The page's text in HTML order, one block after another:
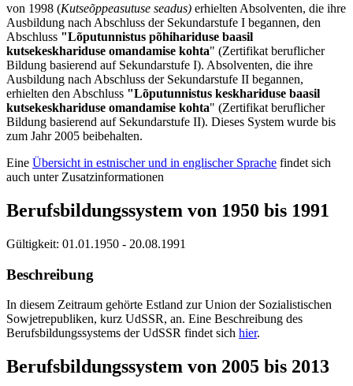
von 1998 (Kutseõppeasutuse seadus) erhielten Absolventen, die ihre
Ausbildung nach Abschluss der Sekundarstufe I begannen, den
Abschluss "Lõputunnistus põhihariduse baasil
kutsekeskhariduse omandamise kohta" (Zertifikat beruflicher
Bildung basierend auf Sekundarstufe I). Absolventen, die ihre
Ausbildung nach Abschluss der Sekundarstufe II begannen,
erhielten den Abschluss "Lõputunnistus keskhariduse baasil
kutsekeskhariduse omandamise kohta" (Zertifikat beruflicher
Bildung basierend auf Sekundarstufe II). Dieses System wurde bis
zum Jahr 2005 beibehalten.
Eine Übersicht in estnischer und in englischer Sprache findet sich
auch unter Zusatzinformationen
Berufsbildungssystem von 1950 bis 1991
Gültigkeit: 01.01.1950 - 20.08.1991
Beschreibung
In diesem Zeitraum gehörte Estland zur Union der Sozialistischen
Sowjetrepubliken, kurz UdSSR, an. Eine Beschreibung des
Berufsbildungssystems der UdSSR findet sich hier.
Berufsbildungssystem von 2005 bis 2013